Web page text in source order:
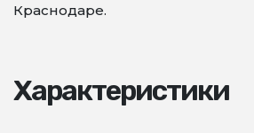
Краснодаре.
Характеристики